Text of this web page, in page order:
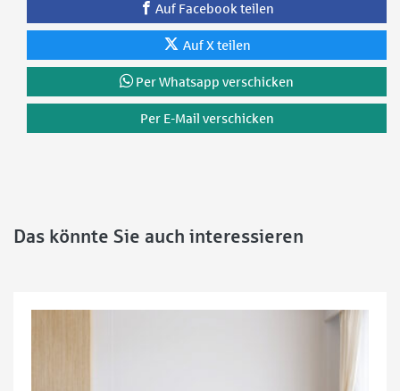
Auf Facebook teilen
Auf X teilen
Per Whatsapp verschicken
Per E-Mail verschicken
Das könnte Sie auch interessieren